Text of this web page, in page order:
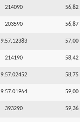
214090 56,82
203590 56,87
9.57.12383 57,00
214190 58,42
9.57.02452 58,75
9.57.01964 59,00
393290 59,36